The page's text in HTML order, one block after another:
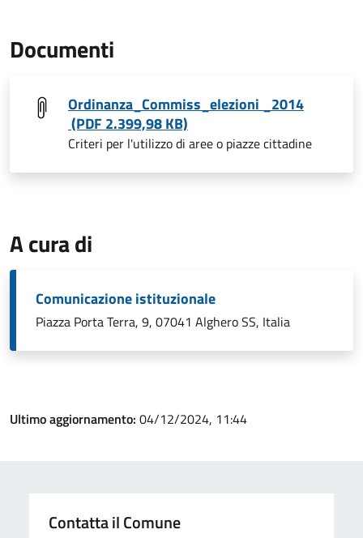
Documenti
Ordinanza_Commiss_elezioni _2014
(PDF 2.399,98 KB)
Criteri per l'utilizzo di aree o piazze cittadine
A cura di
Comunicazione istituzionale
Piazza Porta Terra, 9, 07041 Alghero SS, Italia
Ultimo aggiornamento: 04/12/2024, 11:44
Contatta il Comune